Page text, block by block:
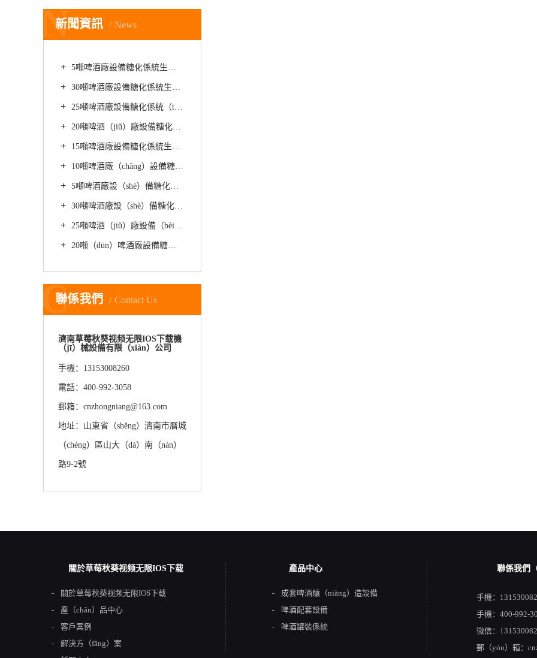
新聞資訊 News
N
5噸啤酒廠設備糖化係統生產精釀啤酒如何降低苦味
30噸啤酒廠設備糖化係統生（shēng）產的精釀啤酒有哪（nǎ）些優勢
25噸啤酒廠設備糖化係統（tǒng）如何生產精釀啤酒好處
20噸啤酒（jiǔ）廠設備糖化係統生產精釀啤酒時使用的發（fā）酵方法
15噸啤酒廠設備糖化係統生（shēng）產精釀如何處理釀酒大麥（mài）
10噸啤酒廠（chǎng）設備糖化（huà）係統生產（chǎn）的精釀啤酒的（de）主要成分
5噸啤酒廠設（shè）備糖化係統生（shēng）產精釀啤酒（jiǔ）如（rú）何提升質量
30噸啤酒廠設（shè）備糖化係統生產精釀啤酒的發酵時間需要多久
25噸啤酒（jiǔ）廠設備（bèi）糖化係統（tǒng）生產啤酒需要（yào）哪些發酵方式
20噸（dūn）啤酒廠設備糖化係統生產精釀黑啤的主要步驟
聯係我們 Contact Us
C
濟南草莓秋葵视频无限IOS下载機
（jī）械設備有限（xiàn）公司
手機：13153008260
電話：400-992-3058
郵箱：cnzhongniang@163.com
地址：山東省（shěng）濟南市曆城
（chéng）區山大（dà）南（nán）
路9-2號
關於草莓秋葵视频无限IOS下载
關於草莓秋葵视频无限IOS下载
產（chǎn）品中心
客戶案例
解決方（fāng）案
產品中心
成套啤酒釀（niàng）造設備
啤酒配套設備
啤酒罐裝係統
聯係我們
手機：
手機：400-992-
微信：
郵（yóu）箱：